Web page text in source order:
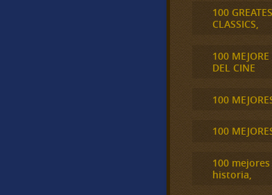
100
CLASSICS,
100
DEL CINE
100
100
100
historia,